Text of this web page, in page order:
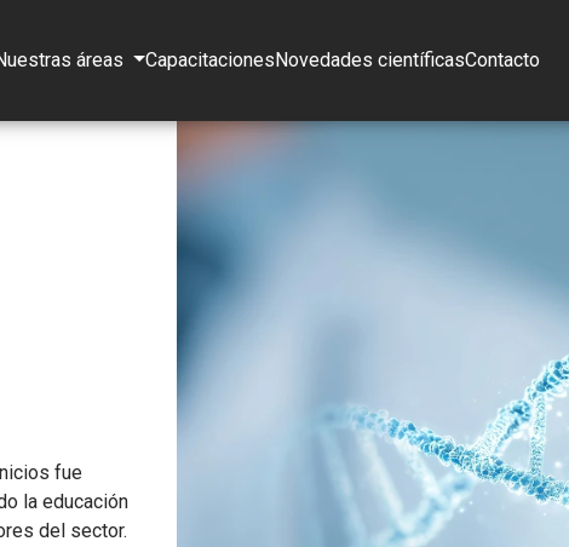
áreas CapacitacionesNovedades científicasContacto
fue
la educación
del sector.